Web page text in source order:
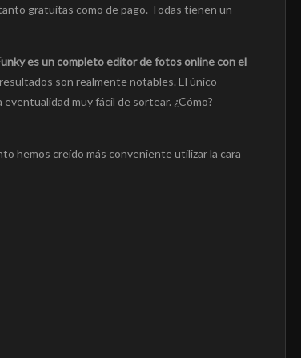
gratuitas como de pago. Todas tienen un
es un completo editor de fotos online con el
son realmente notables. El único
muy fácil de sortear. ¿Cómo?
hemos creído más conveniente utilizar la cara